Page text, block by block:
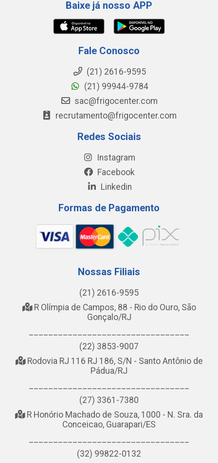
Baixe já nosso APP
Fale Conosco
(21) 2616-9595
(21) 99944-9784
sac@frigocenter.com
recrutamento@frigocenter.com
Redes Sociais
Instagram
Facebook
Linkedin
Formas de Pagamento
Nossas Filiais
(21) 2616-9595
R Olímpia de Campos, 88 - Rio do Ouro, São
Gonçalo/RJ
(22) 3853-9007
Rodovia RJ 116 RJ 186, S/N - Santo Antônio de
Pádua/RJ
(27) 3361-7380
R Honório Machado de Souza, 1000 - N. Sra. da
Conceicao, Guarapari/ES
(32) 99822-0132